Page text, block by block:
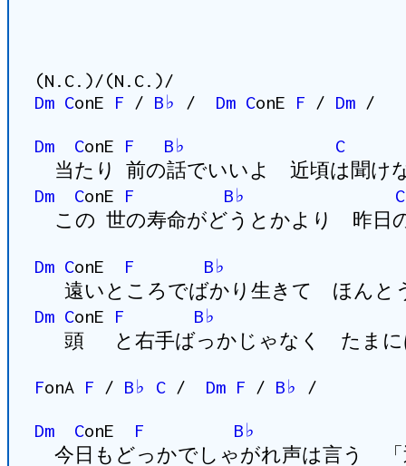
(N.C.)/(N.C.)/
Dm ConE F / B♭ / Dm ConE F / Dm/
Dm ConE F B♭
C
当たり 前の話でいいよ 近頃は聞け
Dm
ConE F B♭
C
この 世の寿命がどうとかより 昨日
Dm ConE F
B♭
遠いところでばかり生きて ほんと
Dm ConE F B♭
頭 と右手ばっかじゃなく たまに
FonA F / B♭ C/ Dm F / B♭ /
Dm ConE F
B♭
今日もどっかでしゃがれ声は言う 「